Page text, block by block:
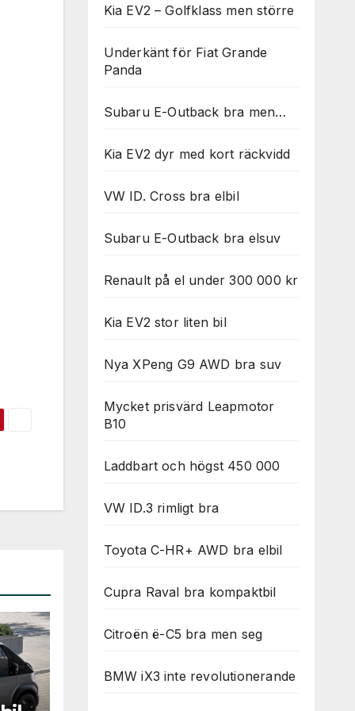
Kia EV2 – Golfklass men större
Underkänt för Fiat Grande
Panda
Subaru E-Outback bra men…
Kia EV2 dyr med kort räckvidd
VW ID. Cross bra elbil
Subaru E-Outback bra elsuv
Renault på el under 300 000 kr
Kia EV2 stor liten bil
Nya XPeng G9 AWD bra suv
Mycket prisvärd Leapmotor
B10
Laddbart och högst 450 000
VW ID.3 rimligt bra
Toyota C-HR+ AWD bra elbil
Cupra Raval bra kompaktbil
Citroën ë-C5 bra men seg
BMW iX3 inte revolutionerande